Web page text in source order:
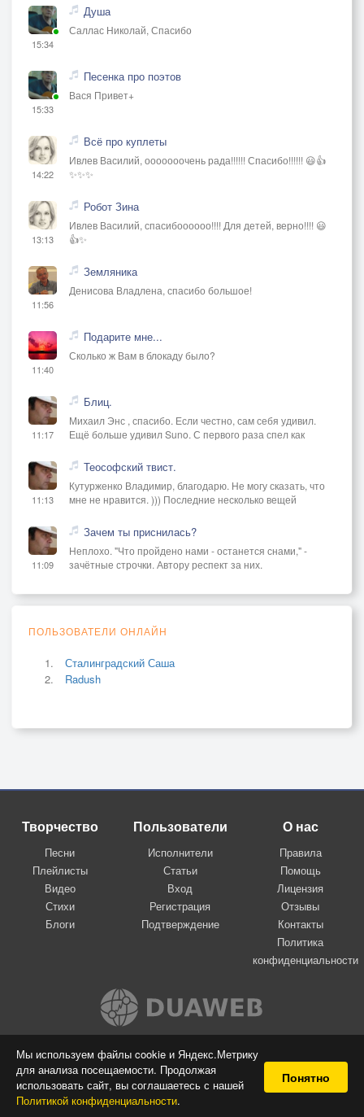
Мы используем файлы cookie и Яндекс.Метрику
для анализа посещаемости. Продолжая
использовать сайт, вы соглашаетесь с нашей
Политикой конфиденциальности.
Понятно
15:34
Душа
Саллас Николай, Спасибо
15:33
Песенка про поэтов
Вася Привет+
14:22
Всё про куплеты
Ивлев Василий, ооооооочень рада!!!!!! Спасибо!!!!!! 😃👍
✨✨✨
13:13
Робот Зина
Ивлев Василий, спасибоооооо!!!! Для детей, верно!!!! 😃
👍✨
11:56
Земляника
Денисова Владлена, спасибо большое!
11:40
Подарите мне...
Сколько ж Вам в блокаду было?
11:17
Блиц.
Михаил Энс , спасибо. Если честно, сам себя удивил.
Ещё больше удивил Suno. С первого раза спел как
11:13
Теософский твист.
Кутурженко Владимир, благодарю. Не могу сказать, что
мне не нравится. ))) Последние несколько вещей
11:09
Зачем ты приснилась?
Неплохо. "Что пройдено нами - останется снами," -
зачётные строчки. Автору респект за них.
ПОЛЬЗОВАТЕЛИ ОНЛАЙН
Сталинградский Саша
Radush
Творчество
Песни
Плейлисты
Видео
Стихи
Блоги
Пользователи
Исполнители
Статьи
Вход
Регистрация
Подтверждение
О нас
Правила
Помощь
Лицензия
Отзывы
Контакты
Политика
конфиденциальности
Вконтакте
© 2009-2026 Я-пою
Музыкальный сайт самовыражения